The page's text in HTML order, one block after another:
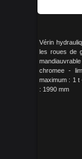
Vérin
les roues de
chromee -
maximum : 1 t
: 1990 mm